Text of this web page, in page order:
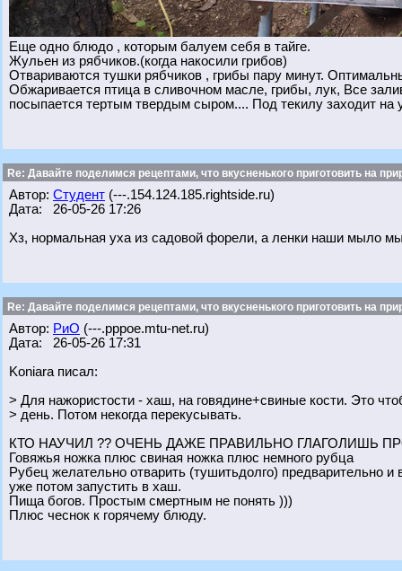
Еще одно блюдо , которым балуем себя в тайге.
Жульен из рябчиков.(когда накосили грибов)
Отвариваются тушки рябчиков , грибы пару минут.
Обжаривается птица в сливочном масле, грибы, лук, Все
посыпается тертым твердым сыром.... Под текилу заходит на
Re: Давайте поделимся рецептами, что вкусненького приготовить на
Автор: Студент (---.154.124.185.rightside.ru)
Дата: 26-05-26 17:26
Хз, нормальная уха из садовой форели, а ленки наши мыло
Re: Давайте поделимся рецептами, что вкусненького приготовить на
Автор: РиО (---.pppoe.mtu-net.ru)
Дата: 26-05-26 17:31
Koniara писал:
> Для нажористости - хаш, на говядине+свиные кости. Это
> день. Потом некогда перекусывать.
КТО НАУЧИЛ ?? ОЧЕНЬ ДАЖЕ ПРАВИЛЬНО ГЛАГОЛИШЬ
Говяжья ножка плюс свиная ножка плюс немного рубца
Рубец желательно отварить (тушитьдолго) предварительно
уже потом запустить в хаш.
Пища богов. Простым смертным не понять )))
Плюс чеснок к горячему блюду.